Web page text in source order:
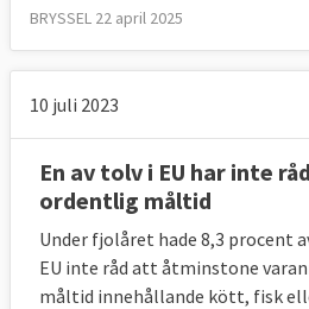
BRYSSEL 22 april 2025
10 juli 2023
En av tolv i EU har inte
ordentlig måltid
Under fjolåret hade 8,3 procent
EU inte råd att åtminstone
måltid innehållande kött, fisk